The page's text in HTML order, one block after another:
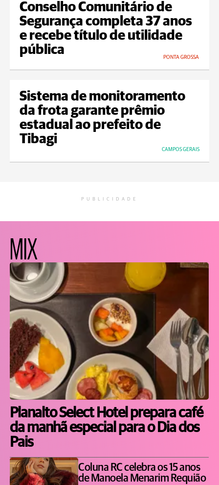
Conselho Comunitário de
Segurança completa 37 anos
e recebe título de utilidade
pública
PONTA GROSSA
Sistema de monitoramento
da frota garante prêmio
estadual ao prefeito de
Tibagi
CAMPOS GERAIS
PUBLICIDADE
MIX
Planalto Select Hotel prepara café
da manhã especial para o Dia dos
Pais
Coluna RC celebra os 15 anos
de Manoela Menarim Requião